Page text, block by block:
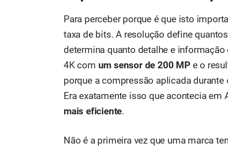
Para perceber porque é que isto
taxa de bits. A resolução define
determina quanto detalhe e
4K com um sensor de 200 MPe o
porque a compressão aplicada
Era exatamente isso que acontecia em
mais eficiente.
Não é a primeira vez que uma marca